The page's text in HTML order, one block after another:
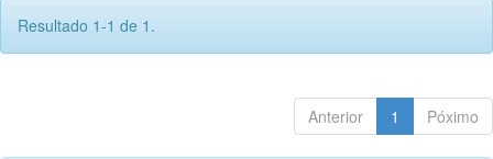
Resultado 1-1 de 1.
Anterior 1 Póximo